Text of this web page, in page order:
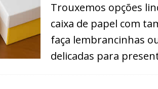
Trouxemos opções
caixa de papel com
faça lembrancinhas
delicadas para